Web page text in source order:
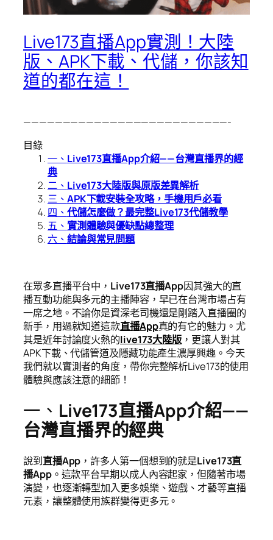
Live173直播App實測！大陸
版、APK下載、代儲，你該知
道的都在這！
——————————————————————————-
目錄
一、 Live173直播App介紹——台灣直播界的經
典
二、 Live173大陸版與原版差異解析
三、 APK下載安裝全攻略，手機用戶必看
四、 代儲怎麼做？最完整Live173代儲教學
五、 實測體驗與優缺點總整理
六、 結論與常見問題
在眾多直播平台中， Live173直播App因其強大的直
播互動功能與多元的主播陣容，早已在台灣市場占有
一席之地。不論你是資深老司機還是剛踏入直播圈的
新手，用過就知道這款直播App真的有它的魅力。尤
其是近年討論度火熱的live173大陸版 ，更讓人對其
APK下載、代儲管道及隱藏功能產生濃厚興趣。今天
我們就以實測者的角度，帶你完整解析Live173的使用
體驗與應該注意的細節！
一、 Live173直播App介紹——
台灣直播界的經典
說到直播App ，許多人第一個想到的就是Live173直
播App。這款平台早期以成人內容起家，但隨著市場
演變，也逐漸轉型加入更多娛樂、遊戲、才藝等直播
元素，讓整體使用族群變得更多元。